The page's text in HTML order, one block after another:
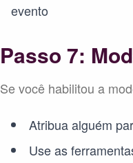
evento
Passo 7:
Se você habilitou a
Atribua alguém
Use as